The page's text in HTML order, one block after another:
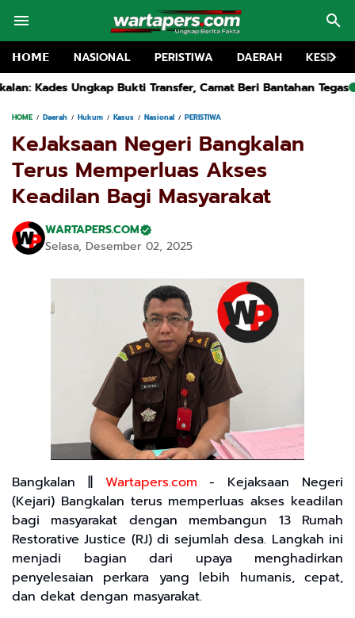
𝗛𝗢𝗠𝗘 NASIONAL PERISTIWA DAERAH
Camat Beri Bantahan Tegas Kapolsek Kwanyar
HOME Daerah Hukum Kasus Nasional PERISTIWA
KeJaksaan Negeri Bangkalan
Terus Memperluas Akses
Keadilan Bagi Masyarakat
WARTAPERS.COM
Selasa, Desember 02, 2025
Bangkalan || Wartapers.com - Kejaksaan Negeri
(Kejari) Bangkalan terus memperluas akses keadilan
bagi masyarakat dengan membangun 13 Rumah
Restorative Justice (RJ) di sejumlah desa. Langkah ini
menjadi bagian dari upaya menghadirkan
penyelesaian perkara yang lebih humanis, cepat,
dan dekat dengan masyarakat.